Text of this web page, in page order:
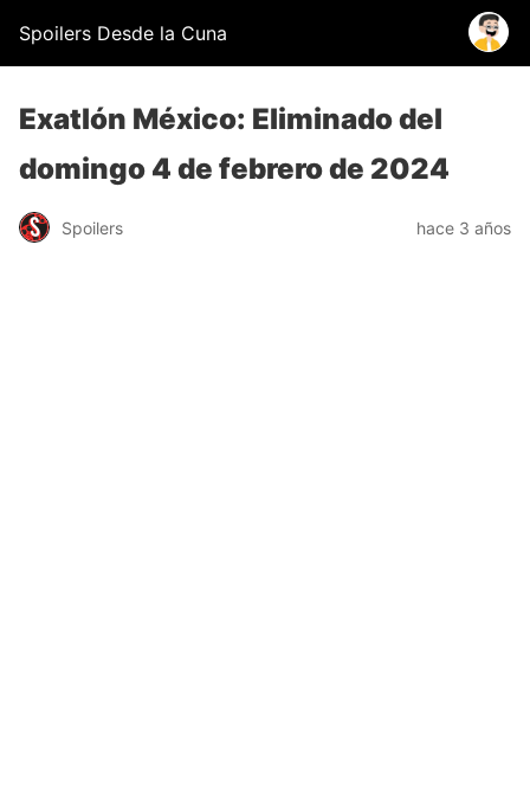
Spoilers Desde la Cuna
Exatlón México: Eliminado del
domingo 4 de febrero de 2024
Spoilers hace 3 años